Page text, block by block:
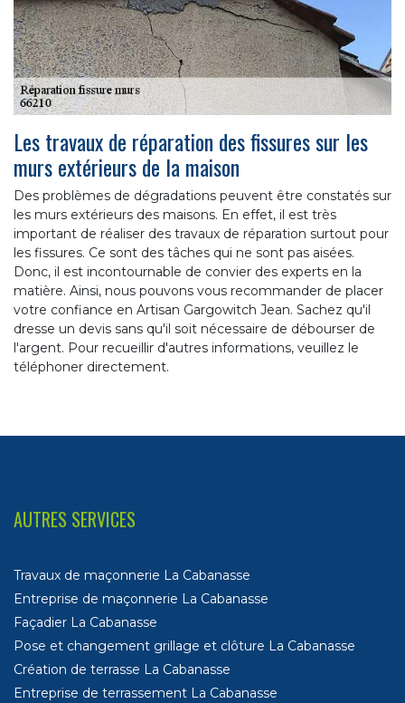
Les travaux de réparation des fissures sur les
murs extérieurs de la maison
Des problèmes de dégradations peuvent être constatés sur
les murs extérieurs des maisons. En effet, il est très
important de réaliser des travaux de réparation surtout pour
les fissures. Ce sont des tâches qui ne sont pas aisées.
Donc, il est incontournable de convier des experts en la
matière. Ainsi, nous pouvons vous recommander de placer
votre confiance en Artisan Gargowitch Jean. Sachez qu'il
dresse un devis sans qu'il soit nécessaire de débourser de
l'argent. Pour recueillir d'autres informations, veuillez le
téléphoner directement.
AUTRES SERVICES
Travaux de maçonnerie La Cabanasse
Entreprise de maçonnerie La Cabanasse
Façadier La Cabanasse
Pose et changement grillage et clôture La Cabanasse
Création de terrasse La Cabanasse
Entreprise de terrassement La Cabanasse